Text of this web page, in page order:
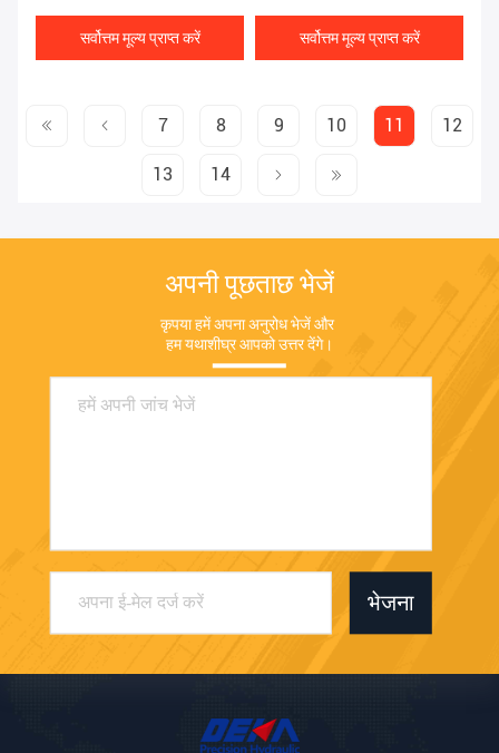
सर्वोत्तम मूल्य प्राप्त करें सर्वोत्तम मूल्य प्राप्त करें
7 8 9 10 11 12
13 14
अपनी पूछताछ भेजें
कृपया हमें अपना अनुरोध भेजें और
हम यथाशीघ्र आपको उत्तर देंगे।
भेजना